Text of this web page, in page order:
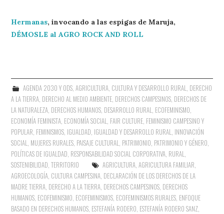
Hermanas, invocando a las espigas de Maruja,
DÉMOSLE al AGRO ROCK AND ROLL
AGENDA 2030 Y ODS, AGRICULTURA, CULTURA Y DESARROLLO RURAL DERECHO
A LA TIERRA DERECHO AL MEDIO AMBIENTE DERECHOS CAMPESINOS DERECHOS DE
LA NATURALEZA DERECHOS HUMANOS DESARROLLO RURAL ECOFEMINISMO
ECONOMÍA FEMINISTA ECONOMÍA SOCIAL FAIR CULTURE FEMINISMO CAMPESINO Y
POPULAR FEMINISMOS IGUALDAD IGUALDAD Y DESARROLLO RURAL INNOVACIÓN
SOCIAL MUJERES RURALES PAISAJE CULTURAL PATRIMONIO PATRIMONIO Y GÉNERO
POLÍTICAS DE IGUALDAD RESPONSABILIDAD SOCIAL CORPORATIVA RURAL
SOSTENIBILIDAD ,TERRITORIO AGRICULTURA, AGRICULTURA FAMILIAR
AGROECOLOGÍA CULTURA CAMPESINA DECLARACIÓN DE LOS DERECHOS DE LA
MADRE TIERRA DERECHO A LA TIERRA DERECHOS CAMPESINOS DERECHOS
HUMANOS ECOFEMINISMO ECOFEMINISMOS ECOFEMINISMOS RURALES ENFOQUE
BASADO EN DERECHOS HUMANOS ESTEFANÍA RODERO ESTEFANÍA RODERO SANZ